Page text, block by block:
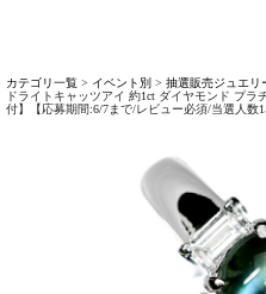
カテゴリ一覧 > イベント別 > 抽選販売ジュエリ
ドライトキャッツアイ 約1ct ダイヤモンド プラ
付】【応募期間:6/7まで/レビュー必須/当選人数